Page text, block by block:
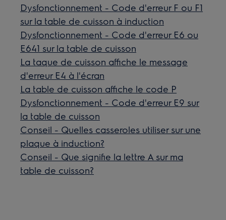
Dysfonctionnement - Code d'erreur F ou F1
sur la table de cuisson à induction
Dysfonctionnement - Code d'erreur E6 ou
E641 sur la table de cuisson
La taque de cuisson affiche le message
d'erreur E4 à l'écran
La table de cuisson affiche le code P
Dysfonctionnement - Code d'erreur E9 sur
la table de cuisson
Conseil - Quelles casseroles utiliser sur une
plaque à induction?
Conseil - Que signifie la lettre A sur ma
table de cuisson?